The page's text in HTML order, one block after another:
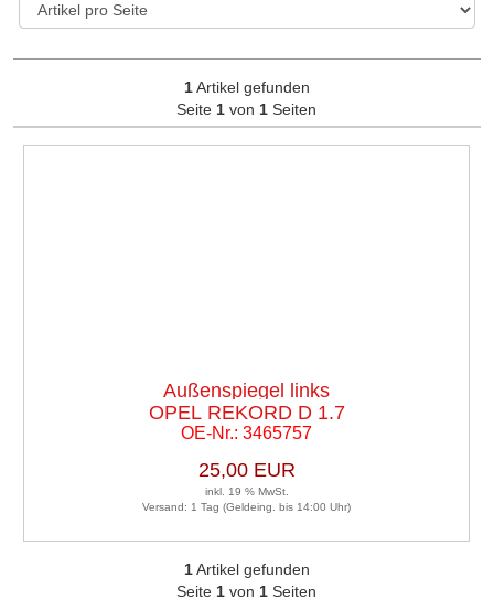
1Artikel gefunden
Seite 1 von 1 Seiten
Außenspiegel links
OPEL REKORD D 1.7
OE-Nr.: 3465757
25,00 EUR
inkl. 19 % MwSt.
Versand: 1 Tag (Geldeing. bis 14:00 Uhr)
1Artikel gefunden
Seite 1 von 1 Seiten